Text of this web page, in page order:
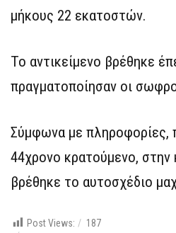
μήκους 22 εκατοστών.
Το αντικείμενο βρέθηκε
πραγματοποίησαν οι
Σύμφωνα με πληροφορίες,
44χρονο κρατούμενο,
βρέθηκε το αυτοσχέδιο
Post Views: 187